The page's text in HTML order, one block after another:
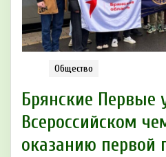
Общество
Брянские Первые
Всероссийском
оказанию первой